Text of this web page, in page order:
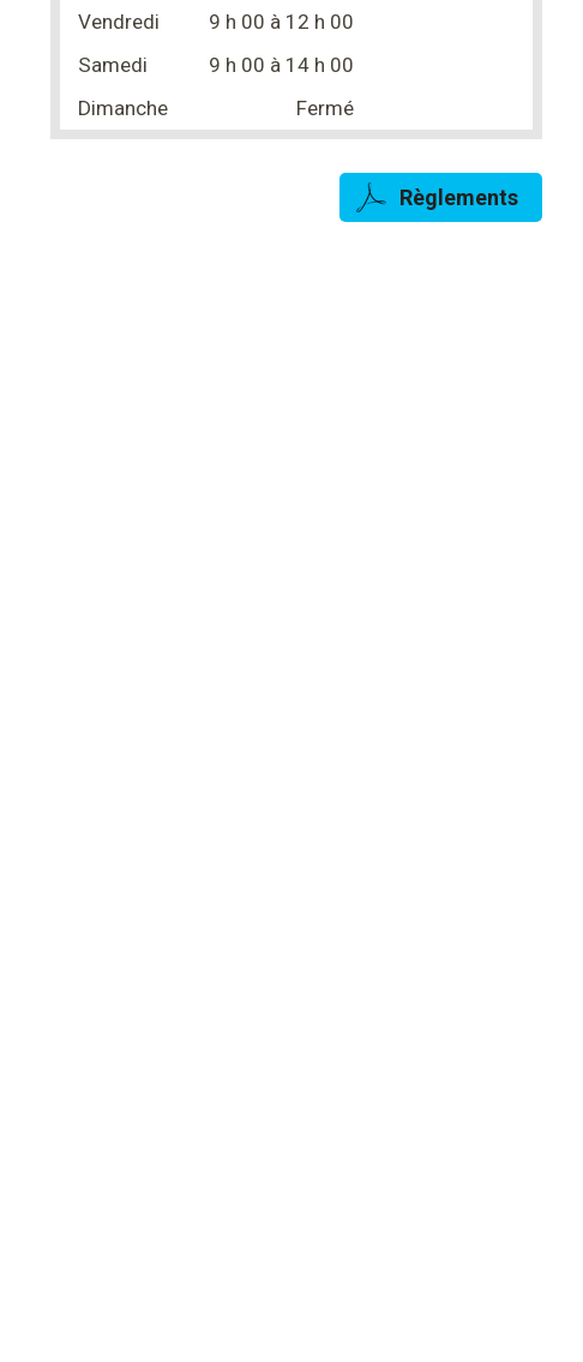
Vendredi
9 h 00 à 12 h 00
Samedi
9 h 00 à 14 h 00
Dimanche
Fermé
Règlements